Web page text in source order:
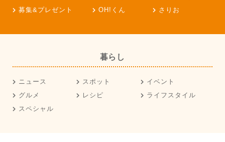
募集&プレゼント
OH!くん さりお
暮らし
ニュース スポット
イベント
グルメ
レシピ
ライフスタイル
スペシャル